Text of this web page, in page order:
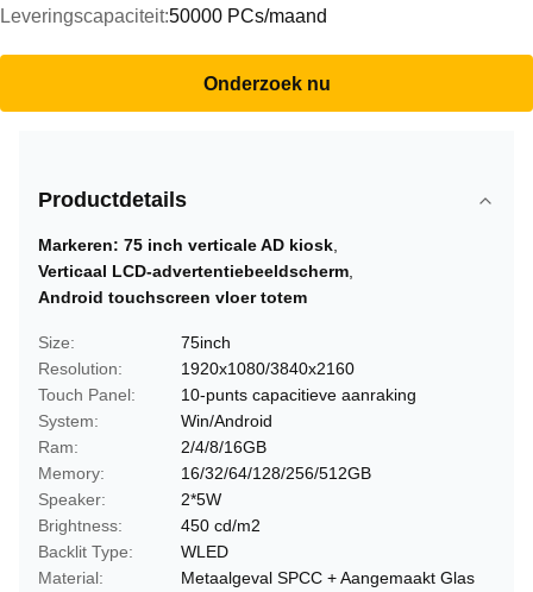
Leveringscapaciteit:50000 PCs/maand
Onderzoek nu
Productdetails
Markeren: 75 inch verticale AD kiosk
Verticaal LCD-advertentiebeeldscherm
Android touchscreen vloer totem
Size:
75inch
Resolution:
1920x1080/3840x2160
Touch Panel:
10-punts capacitieve aanraking
System:
Win/Android
Ram:
2/4/8/16GB
Memory:
16/32/64/128/256/512GB
Speaker:
2*5W
Brightness:
450 cd/m2
Backlit Type:
WLED
Material:
Metaalgeval SPCC + Aangemaakt Glas